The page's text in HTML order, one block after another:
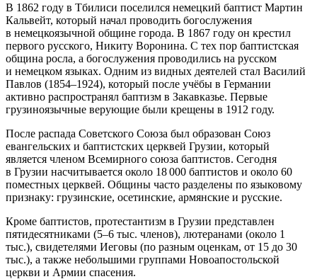
В 1862 году в Тбилиси поселился немецкий баптист Мартин
Кальвейт, который начал проводить богослужения
в немецкоязычной общине города. В 1867 году он крестил
первого русского, Никиту Воронина. С тех пор баптистская
община росла, а богослужения проводились на русском
и немецком языках. Одним из видных деятелей стал Василий
Павлов (1854–1924), который после учёбы в Германии
активно распространял баптизм в Закавказье. Первые
грузиноязычные верующие были крещены в 1912 году.
После распада Советского Союза был образован Союз
евангельских и баптистских церквей Грузии, который
является членом Всемирного союза баптистов. Сегодня
в Грузии насчитывается около 18 000 баптистов и около 60
поместных церквей. Общины часто разделены по языковому
признаку: грузинские, осетинские, армянские и русские.
Кроме баптистов, протестантизм в Грузии представлен
пятидесятниками (5–6 тыс. членов), лютеранами (около 1
тыс.), свидетелями Иеговы (по разным оценкам, от 15 до 30
тыс.), а также небольшими группами Новоапостольской
церкви и Армии спасения.